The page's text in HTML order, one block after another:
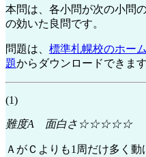
本問は、各小問が次の小問
の効いた良問です。
問題は、 標準札幌校のホー
題からダウンロードできます
(1)
難度A 面白さ☆☆☆☆☆
ＡがＣよりも1周だけ多く